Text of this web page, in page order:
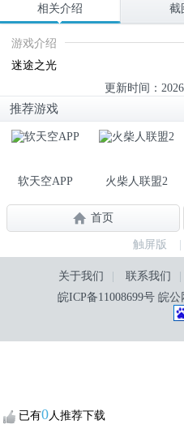
已有0人推荐下载
相关介绍 截
游戏介绍
迷途之光
更新时间：
推荐游戏
软天空APP 火柴人联盟2
首页
触屏版
关于我们 联系我们
皖ICP备11008699号 皖公